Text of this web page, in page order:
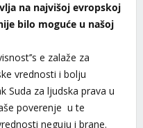
na najvišoj evropskoj
bilo moguće u našoj
e zalaže za
vrednosti i bolju
Suda za ljudska prava u
poverenje u te
neguju i brane.